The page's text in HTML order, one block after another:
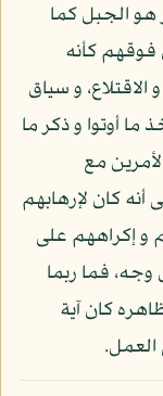
هو الجبل كما
فوقهم كأنه
الجذب و الاقتلاع، و سياق
ما أوتوا و ذكر ما
مع
كان لإرهابهم
و إكراههم على
وجه، فما ربما
كان آية